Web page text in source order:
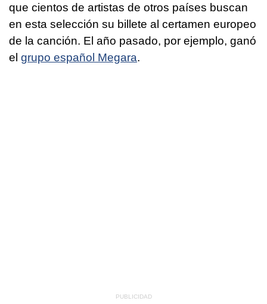
que cientos de artistas de otros países buscan
en esta selección su billete al certamen europeo
de la canción. El año pasado, por ejemplo, ganó
el grupo español Megara.